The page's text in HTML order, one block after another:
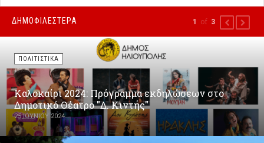
ΔΗΜΟΦΙΛΕΣΤΕΡΑ
ΠΟΛΙΤΙΣΤΙΚΑ
Καλοκαίρι 2024: Πρόγραμμα εκδηλώσεων στο
Δημοτικό Θέατρο "Δ. Κιντής"
25 ΙΟΥΝΊΟΥ 2024
1 of 3 PREVIOUS
NEXT